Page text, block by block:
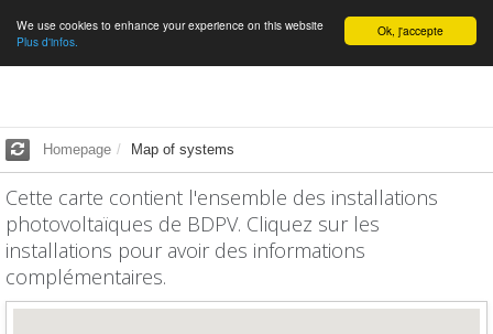
English Ok, j'accepte
We use cookies to enhance your experience on this website
Plus d'infos.
Homepage Map of systems
Cette carte contient l'ensemble des installations
photovoltaïques de BDPV. Cliquez sur les
installations pour avoir des informations
complémentaires.